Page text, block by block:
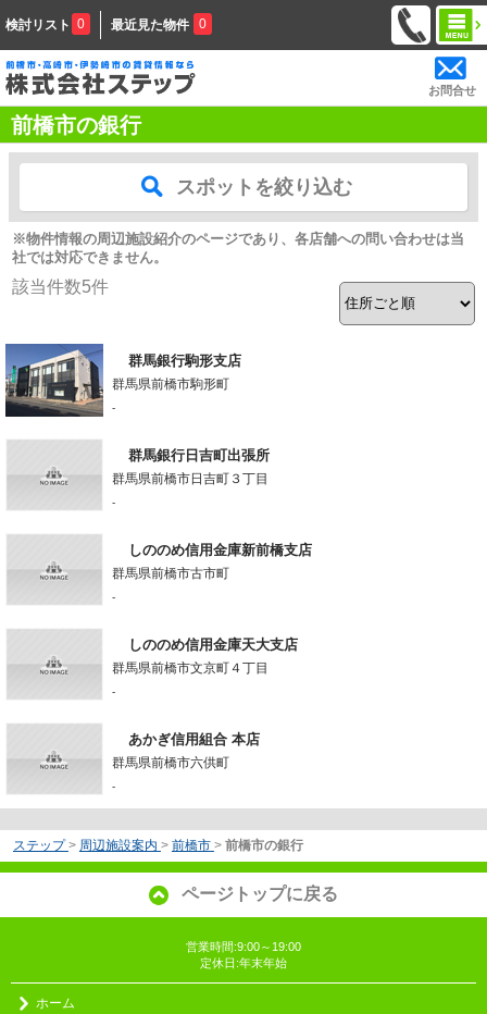
検討リスト 0 最近見た物件 0
お問合せ
前橋市の銀行
スポットを絞り込む
※物件情報の周辺施設紹介のページであり、各店舗への問い合わせは当
社では対応できません。
該当件数5件
群馬銀行駒形支店
群馬県前橋市駒形町
-
群馬銀行日吉町出張所
群馬県前橋市日吉町３丁目
-
しののめ信用金庫新前橋支店
群馬県前橋市古市町
-
しののめ信用金庫天大支店
群馬県前橋市文京町４丁目
-
あかぎ信用組合 本店
群馬県前橋市六供町
-
ステップ > 周辺施設案内 > 前橋市 > 前橋市の銀行
ページトップに戻る
営業時間:9:00～19:00
定休日:年末年始
ホーム